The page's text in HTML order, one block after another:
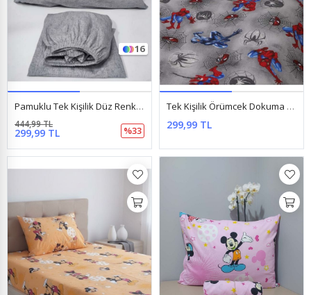
16
Pamuklu Tek Kişilik Düz Renk Lastikli Çarşaf Takımı Gri
299,99 TL
444,99 TL
%33
Tek Kişilik Örümcek Dokuma Ranforce Kumaş Lastikli Çarşaf Takımı Gri
299,99 TL